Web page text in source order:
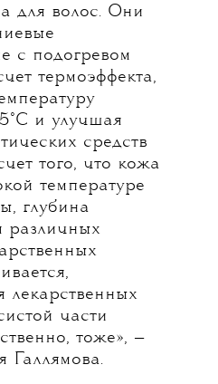
для волос. Они
с подогревом
термоэффекта,
и улучшая
средств
того, что кожа
температуре
глубина
различных
лекарственных
части
тоже», —
Галлямова.